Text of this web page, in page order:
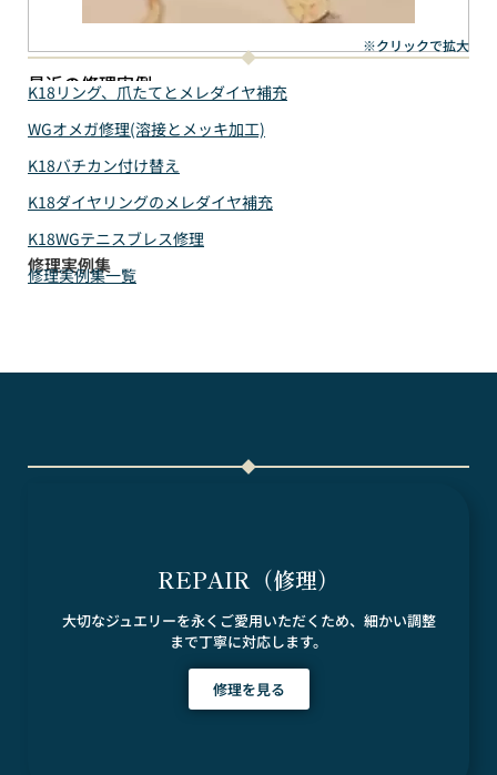
※クリックで拡大
最近の修理実例
K18リング、爪たてとメレダイヤ補充
WGオメガ修理(溶接とメッキ加工)
K18バチカン付け替え
K18ダイヤリングのメレダイヤ補充
K18WGテニスブレス修理
修理実例集
修理実例集一覧
REPAIR（修理）
大切なジュエリーを永くご愛用いただくため、細かい調整
まで丁寧に対応します。
修理を見る